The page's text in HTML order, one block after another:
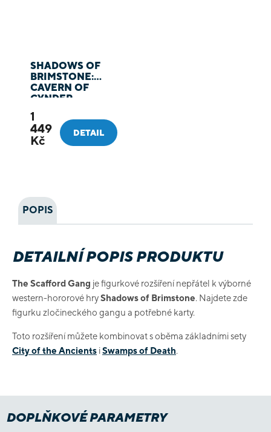
SHADOWS OF
BRIMSTONE:
CAVERN OF
CYNDER
1
449
Kč
DETAIL
POPIS
DETAILNÍ POPIS PRODUKTU
The Scafford Gang je figurkové rozšíření nepřátel k výborné
western-hororové hryShadows of Brimstone. Najdete zde
figurku zločineckého gangu a potřebné karty.
Toto rozšíření můžete kombinovat s oběma základními sety
City of the Ancients iSwamps of Death.
DOPLŇKOVÉ PARAMETRY